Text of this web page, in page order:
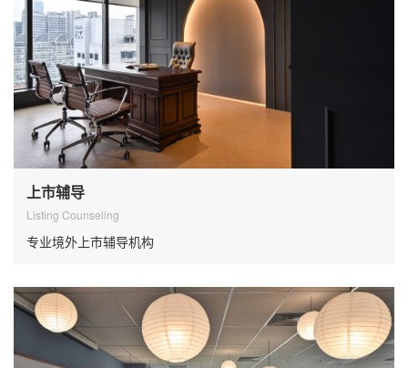
上市辅导
Listing Counseling
专业境外上市辅导机构